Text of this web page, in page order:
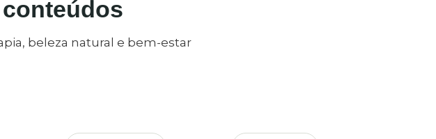
beleza natural e bem-estar